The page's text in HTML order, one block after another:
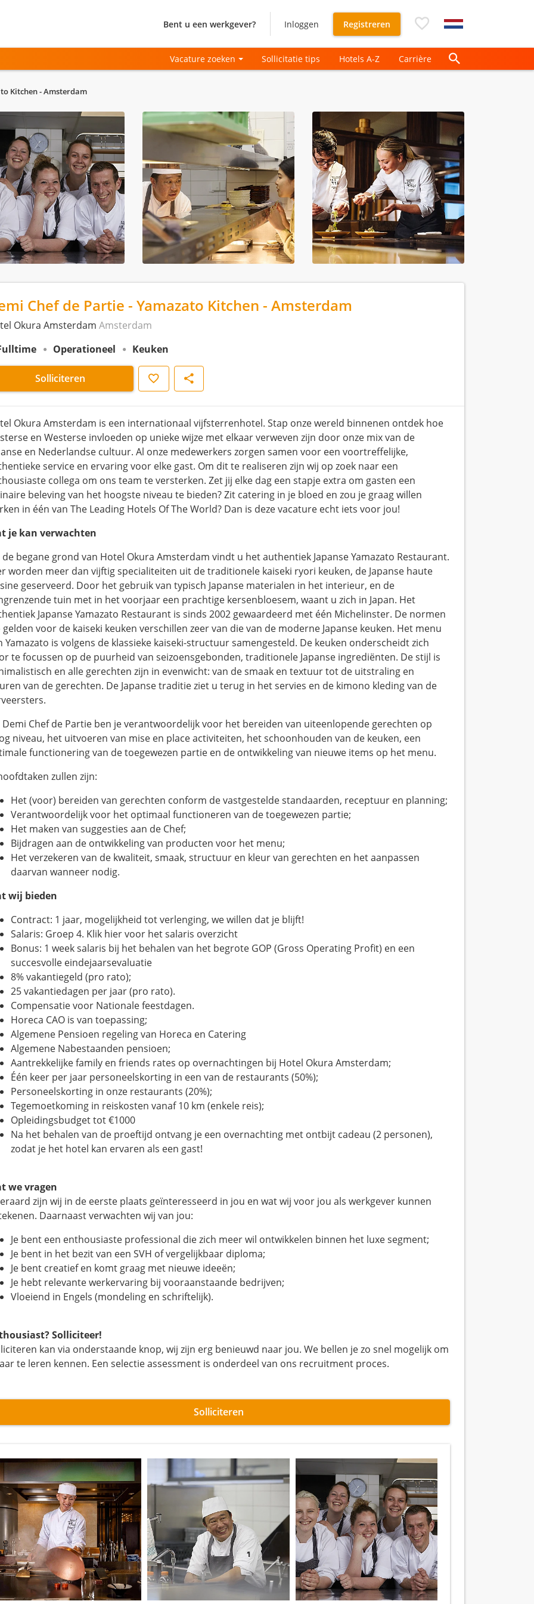
Bent u een werkgever? Inloggen Registreren
Vacature zoeken Sollicitatie tips Hotels A-Z Carrière
Kitchen - Amsterdam
Chef de Partie - Yamazato Kitchen - Amsterdam
Okura Amsterdam Amsterdam
Operationeel Keuken
Solliciteren Opslaan Delen
Okura Amsterdam is een internationaal vijfsterrenhotel. Stap onze wereld binnenen ontdek hoe
en Westerse invloeden op unieke wijze met elkaar verweven zijn door onze mix van de
en Nederlandse cultuur. Al onze medewerkers zorgen samen voor een voortreffelijke,
service en ervaring voor elke gast. Om dit te realiseren zijn wij op zoek naar een
collega om ons team te versterken. Zet jij elke dag een stapje extra om gasten een
beleving van het hoogste niveau te bieden? Zit catering in je bloed en zou je graag willen
in één van The Leading Hotels Of The World? Dan is deze vacature echt iets voor jou!
je kan verwachten
de begane grond van Hotel Okura Amsterdam vindt u het authentiek Japanse Yamazato Restaurant.
worden meer dan vijftig specialiteiten uit de traditionele kaiseki ryori keuken, de Japanse haute
geserveerd. Door het gebruik van typisch Japanse materialen in het interieur, en de
tuin met in het voorjaar een prachtige kersenbloesem, waant u zich in Japan. Het
Japanse Yamazato Restaurant is sinds 2002 gewaardeerd met één Michelinster. De normen
gelden voor de kaiseki keuken verschillen zeer van die van de moderne Japanse keuken. Het menu
Yamazato is volgens de klassieke kaiseki-structuur samengesteld. De keuken onderscheidt zich
te focussen op de puurheid van seizoensgebonden, traditionele Japanse ingrediënten. De stijl is
en alle gerechten zijn in evenwicht: van de smaak en textuur tot de uitstraling en
van de gerechten. De Japanse traditie ziet u terug in het servies en de kimono kleding van de
Demi Chef de Partie ben je verantwoordelijk voor het bereiden van uiteenlopende gerechten op
niveau, het uitvoeren van mise en place activiteiten, het schoonhouden van de keuken, een
functionering van de toegewezen partie en de ontwikkeling van nieuwe items op het menu.
zullen zijn:
Het (voor) bereiden van gerechten conform de vastgestelde standaarden, receptuur en planning;
Verantwoordelijk voor het optimaal functioneren van de toegewezen partie;
Het maken van suggesties aan de Chef;
Bijdragen aan de ontwikkeling van producten voor het menu;
Het verzekeren van de kwaliteit, smaak, structuur en kleur van gerechten en het aanpassen
daarvan wanneer nodig.
wij bieden
Contract: 1 jaar, mogelijkheid tot verlenging, we willen dat je blijft!
Salaris: Groep 4. Klik hier voor het salaris overzicht
Bonus: 1 week salaris bij het behalen van het begrote GOP (Gross Operating Profit) en een
succesvolle eindejaarsevaluatie
8% vakantiegeld (pro rato);
25 vakantiedagen per jaar (pro rato).
Compensatie voor Nationale feestdagen.
Horeca CAO is van toepassing;
Algemene Pensioen regeling van Horeca en Catering
Algemene Nabestaanden pensioen;
Aantrekkelijke family en friends rates op overnachtingen bij Hotel Okura Amsterdam;
Één keer per jaar personeelskorting in een van de restaurants (50%);
Personeelskorting in onze restaurants (20%);
Tegemoetkoming in reiskosten vanaf 10 km (enkele reis);
Opleidingsbudget tot €1000
Na het behalen van de proeftijd ontvang je een overnachting met ontbijt cadeau (2 personen),
zodat je het hotel kan ervaren als een gast!
we vragen
zijn wij in de eerste plaats geïnteresseerd in jou en wat wij voor jou als werkgever kunnen
Daarnaast verwachten wij van jou:
Je bent een enthousiaste professional die zich meer wil ontwikkelen binnen het luxe segment;
Je bent in het bezit van een SVH of vergelijkbaar diploma;
Je bent creatief en komt graag met nieuwe ideeën;
Je hebt relevante werkervaring bij vooraanstaande bedrijven;
Vloeiend in Engels (mondeling en schriftelijk).
Solliciteer!
kan via onderstaande knop, wij zijn erg benieuwd naar jou. We bellen je zo snel mogelijk om
te leren kennen. Een selectie assessment is onderdeel van ons recruitment proces.
Solliciteren